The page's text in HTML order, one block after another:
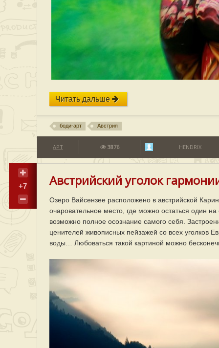
Читать дальше
боди-арт Австрия
АРТ 3876 HENDRIX
+7 Австрийский уголок
Озеро Вайсензее расположено в австрийской
очаровательное место, где можно остаться один
возможно полное осознание самого себя.
ценителей живописных пейзажей со всех уголков
воды… Любоваться такой картиной можно